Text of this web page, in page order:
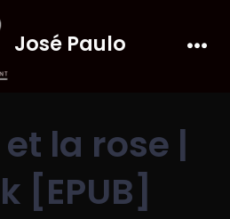
José Paulo
et la rose |
[EPUB]